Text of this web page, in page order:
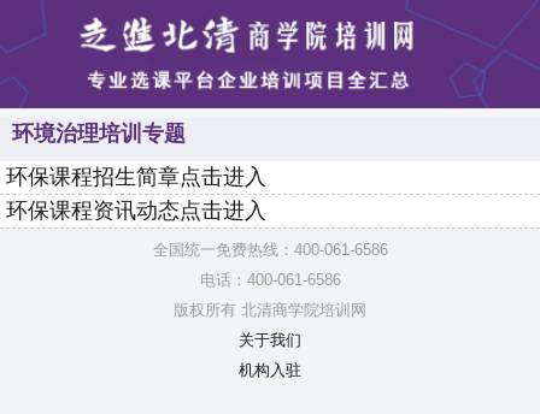
环境治理培训专题
环保课程招生简章点击进入
环保课程资讯动态点击进入
全国统一免费热线：400-061-6586
电话：400-061-6586
版权所有 北清商学院培训网
关于我们
机构入驻